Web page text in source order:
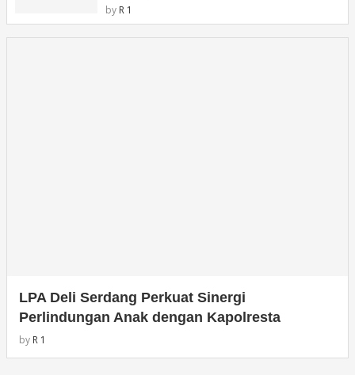
by R 1
LPA Deli Serdang Perkuat Sinergi
Perlindungan Anak dengan Kapolresta
by R 1